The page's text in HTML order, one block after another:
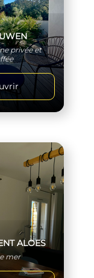
privée et
ALOES
mer